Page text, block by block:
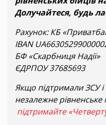
Долучайтеся, будь
Рахунок: КБ
IBAN
БФ «Скарбниця Надії»
ЄДРПОУ 37685693
Якщо підтримали ЗСУ
незалежне рівненське
підтримайте